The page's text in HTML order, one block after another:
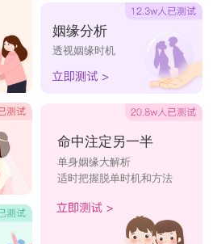
姻缘分析
透视姻缘时机
命中注定另一半
单身姻缘大解析
适时把握脱单时机和方法